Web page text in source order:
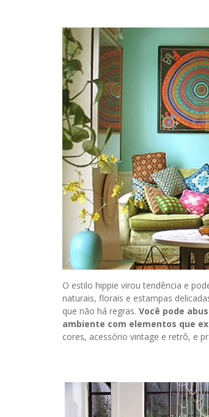
O estilo hippie virou tendência e
naturais, florais e estampas
que não há regras. Você pode
ambiente com elementos que
cores, acessório vintage e retrô, e